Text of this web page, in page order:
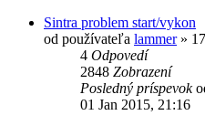
Sintra problem start/vykon
od používateľa lammer»
4 Odpovedí
2848 Zobrazení
Posledný príspevok
01 Jan 2015, 21:16